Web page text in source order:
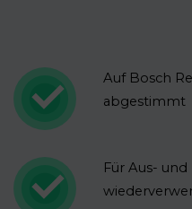
Auf Bosch
abgestimmt
Für Aus-